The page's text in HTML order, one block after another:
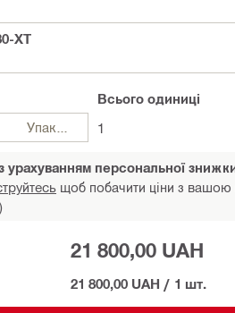
XT
Упаковки
Всього одиниці
1
персональної
щоб побачити ціни з
21 800,00 UAH
21 800,00 UAH / 1 шт.